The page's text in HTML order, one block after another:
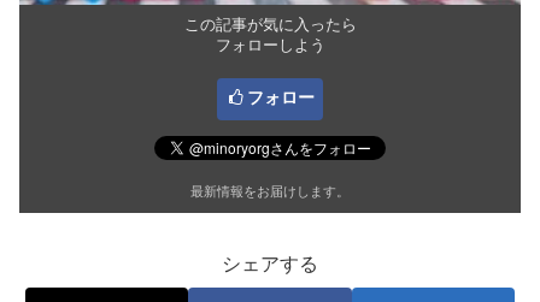
この記事が気に入ったら
フォローしよう
フォロー
最新情報をお届けします。
シェアする